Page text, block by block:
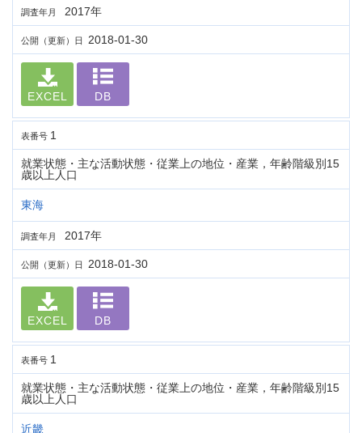
調査年月 2017年
公開（更新）日 2018-01-30
EXCEL DB
表番号 1
就業状態・主な活動状態・従業上の地位・産業，年齢階級別15
歳以上人口
東海
調査年月 2017年
公開（更新）日 2018-01-30
EXCEL DB
表番号 1
就業状態・主な活動状態・従業上の地位・産業，年齢階級別15
歳以上人口
近畿